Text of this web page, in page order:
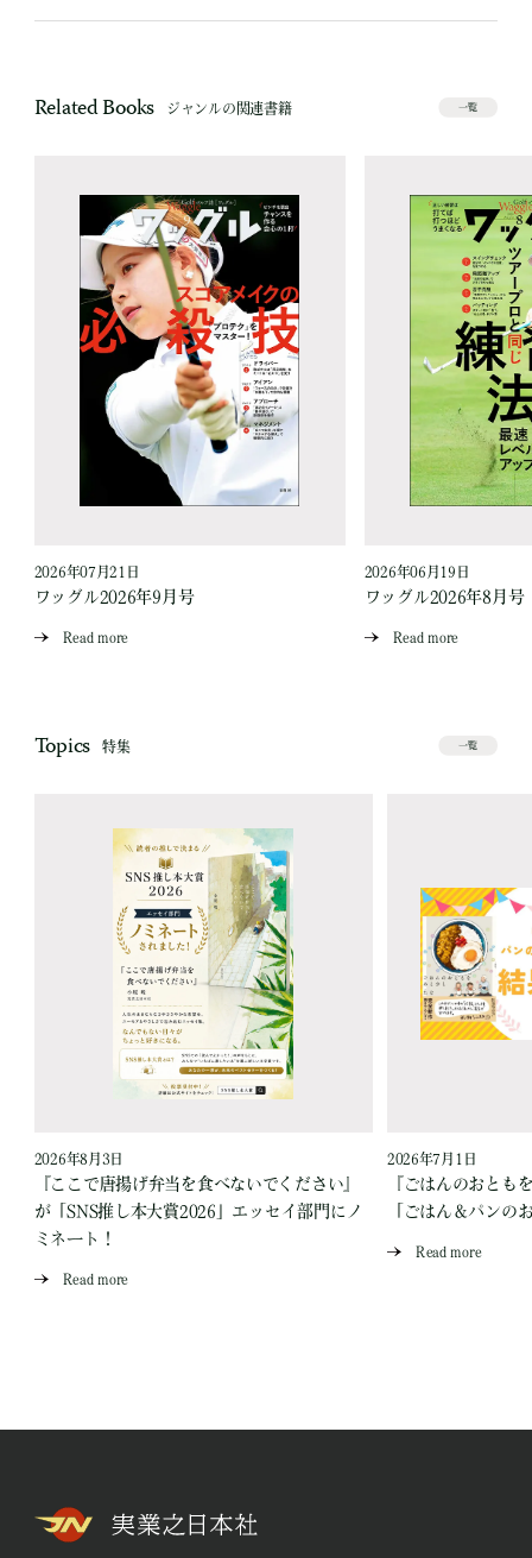
Related Books ジャンルの関連書籍 一覧
2026年07月21日
ワッグル2026年9月号
Read more
2026年06月19日
ワッグル2026年8月号
Read more
Topics 特集 一覧
2026年8月3日
『ここで唐揚げ弁当を食べないでください』
が「SNS推し本大賞2026」エッセイ部門にノ
ミネート！
Read more
2026年7月1日
『ごはんのおとも
「ごはん＆パンの
Read more